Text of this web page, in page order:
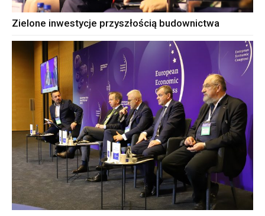
Zielone inwestycje przyszłością budownictwa